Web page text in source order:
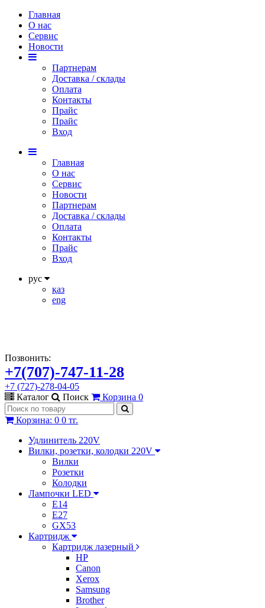
Главная
О нас
Сервис
Новости
Партнерам
Доставка / склады
Оплата
Контакты
Прайс
Прaйс
Вход
Главная
О нас
Сервис
Новости
Партнерам
Доставка / склады
Оплата
Контакты
Прайс
Вход
рус
қаз
eng
Позвонить:
+7(707)-747-11-28
+7 (727)-278-04-05
Каталог
Поиск Корзина 0
Корзина: 0 0 тг.
Удлинитель 220V
Вилки, розетки, колодки 220V
Вилки
Розетки
Колодки
Лампочки LED
E14
E27
GX53
Картридж
Картридж лазерный
HP
Canon
Xerox
Samsung
Brother